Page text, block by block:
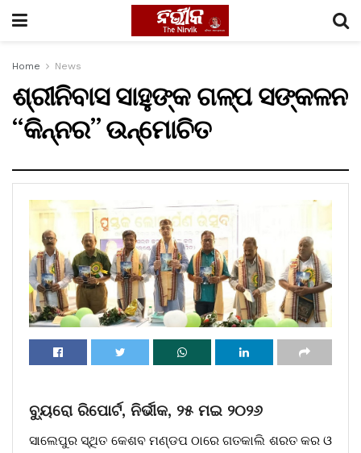
Home News
ଶ୍ରୀନିବାସ ସାହୁଙ୍କ ଗଳ୍ପ ସଙ୍କଳନ
“କିନ୍ନର” ଉନ୍ମୋଚିତ
ବ୍ୟୁରୋ ରିପୋର୍ଟ, ନିର୍ଭୀକ, ୨୫ ମଇ ୨୦୨୬
ସାଲେପୁର ସ୍ଥିତ କେଶବ ମଣ୍ଡପ ଠାରେ ଗତକାଲି ଶରତ କର ଓ